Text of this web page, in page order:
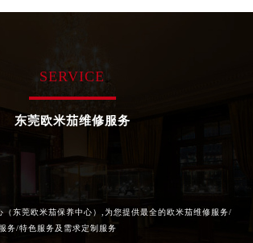
SERVICE
东莞欧米茄维修服务
（东莞欧米茄保养中心）,为您提供最全的欧米茄维修服务/
务/特色服务及需求定制服务